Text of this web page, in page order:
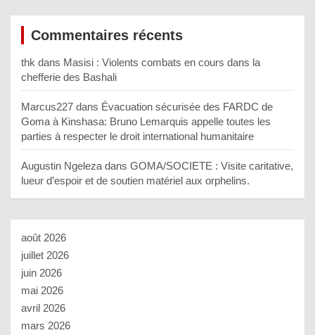
Commentaires récents
thk dans Masisi : Violents combats en cours dans la
chefferie des Bashali
Marcus227 dans Évacuation sécurisée des FARDC de
Goma à Kinshasa: Bruno Lemarquis appelle toutes les
parties à respecter le droit international humanitaire
Augustin Ngeleza dans GOMA/SOCIETE : Visite caritative,
lueur d’espoir et de soutien matériel aux orphelins.
août 2026
juillet 2026
juin 2026
mai 2026
avril 2026
mars 2026